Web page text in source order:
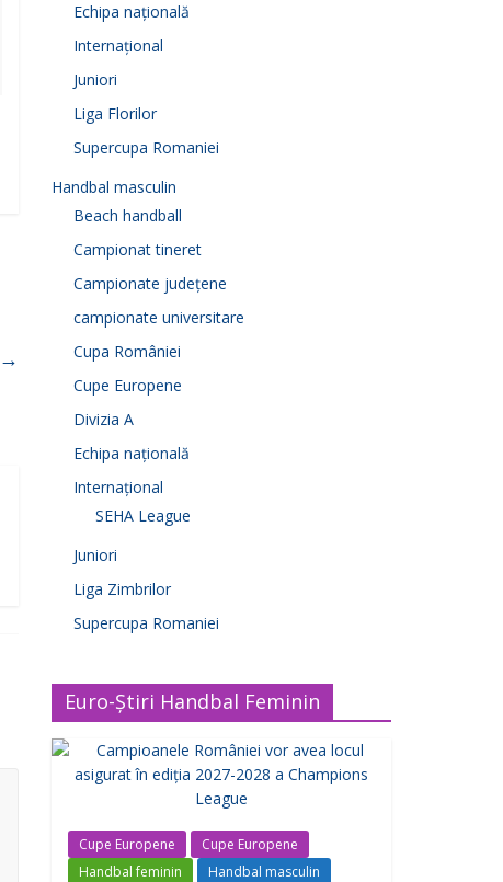
→
Echipa națională
Internațional
Juniori
Liga Florilor
Supercupa Romaniei
Handbal masculin
Beach handball
Campionat tineret
Campionate județene
campionate universitare
Cupa României
Cupe Europene
Divizia A
Echipa națională
Internațional
SEHA League
Juniori
Liga Zimbrilor
Supercupa Romaniei
Euro-Știri Handbal Feminin
Cupe Europene
Cupe Europene
Handbal feminin
Handbal masculin